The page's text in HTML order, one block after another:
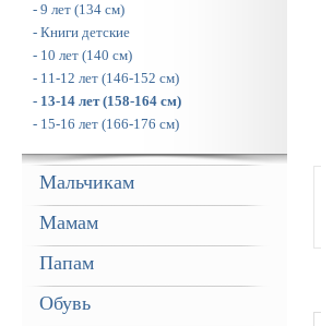
- 9 лет (134 см)
- Книги детские
- 10 лет (140 см)
- 11-12 лет (146-152 см)
- 13-14 лет (158-164 см)
- 15-16 лет (166-176 см)
Мальчикам
Мамам
Папам
Обувь